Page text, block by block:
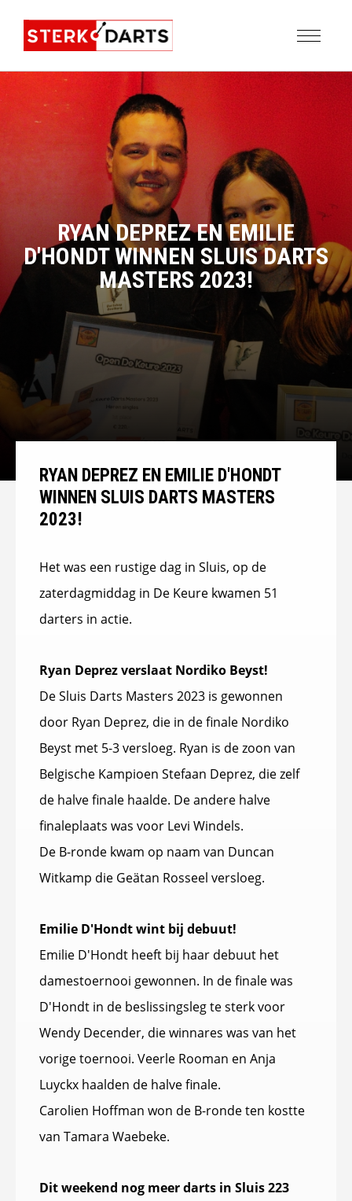
RYAN DEPREZ EN EMILIE
D'HONDT WINNEN SLUIS DARTS
MASTERS 2023!
RYAN DEPREZ EN EMILIE D'HONDT
WINNEN SLUIS DARTS MASTERS
2023!
Het was een rustige dag in Sluis, op de
zaterdagmiddag in De Keure kwamen 51
darters in actie.
Ryan Deprez verslaat Nordiko Beyst!
De Sluis Darts Masters 2023 is gewonnen
door Ryan Deprez, die in de finale Nordiko
Beyst met 5-3 versloeg. Ryan is de zoon van
Belgische Kampioen Stefaan Deprez, die zelf
de halve finale haalde. De andere halve
finaleplaats was voor Levi Windels.
De B-ronde kwam op naam van Duncan
Witkamp die Geätan Rosseel versloeg.
Emilie D'Hondt wint bij debuut!
Emilie D'Hondt heeft bij haar debuut het
damestoernooi gewonnen. In de finale was
D'Hondt in de beslissingsleg te sterk voor
Wendy Decender, die winnares was van het
vorige toernooi. Veerle Rooman en Anja
Luyckx haalden de halve finale.
Carolien Hoffman won de B-ronde ten kostte
van Tamara Waebeke.
Dit weekend nog meer darts in Sluis 223